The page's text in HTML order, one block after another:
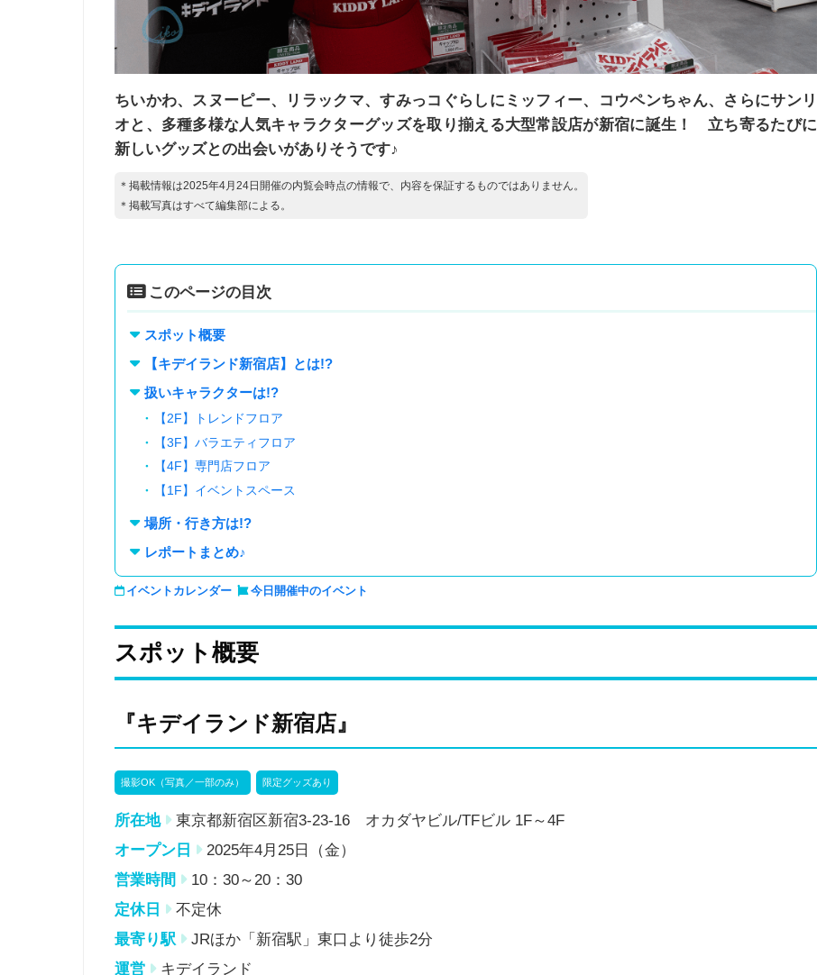
ちいかわ、スヌーピー、リラックマ、すみっコぐらしにミッフィー、コウペンちゃん、さらにサンリ
オと、多種多様な人気キャラクターグッズを取り揃える大型常設店が新宿に誕生！ 立ち寄るたびに
新しいグッズとの出会いがありそうです♪
＊掲載情報は2025年4月24日開催の内覧会時点の情報で、内容を保証するものではありません。
＊掲載写真はすべて編集部による。
このページの目次
スポット概要
【キデイランド新宿店】とは!?
扱いキャラクターは!?
【2F】トレンドフロア
【3F】バラエティフロア
【4F】専門店フロア
【1F】イベントスペース
場所・行き方は!?
レポートまとめ♪
イベントカレンダー 今日開催中のイベント
スポット概要
『キデイランド新宿店』
撮影OK（写真／一部のみ） 限定グッズあり
所在地
東京都新宿区新宿3-23-16 オカダヤビル/TFビル 1F～4F
オープン日
2025年4月25日（金）
営業時間
10：30～20：30
定休日
不定休
最寄り駅
JRほか「新宿駅」東口より徒歩2分
運営
キデイランド